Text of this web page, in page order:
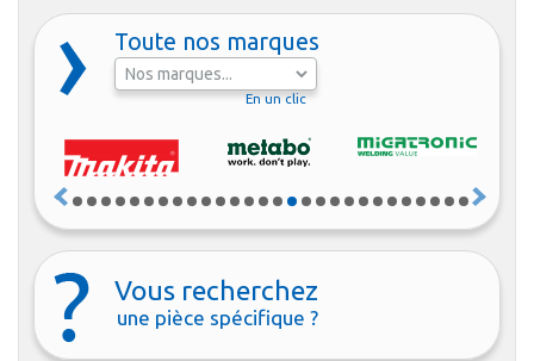
Toute nos marques
En un clic
Vous recherchez
une pièce spécifique ?